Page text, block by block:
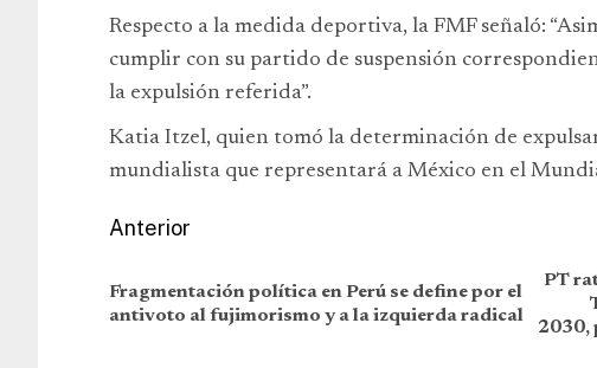
Respecto a la medida deportiva, la FMF señaló:
cumplir con su partido de suspensión
la expulsión referida”.
Katia Itzel, quien tomó la determinación de
mundialista que representará a México en el
Anterior
Fragmentación política en Perú se define por el
antivoto al fujimorismo y a la izquierda radical
PT
2030,